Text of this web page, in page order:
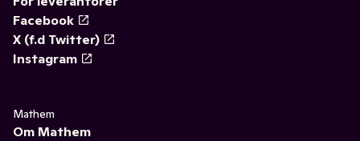
Facebook
X (f.d Twitter)
Instagram
Mathem
Om Mathem